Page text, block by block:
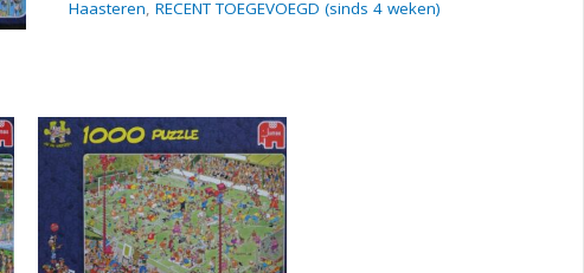
Haasteren, RECENT TOEGEVOEGD (sinds 4 weken)